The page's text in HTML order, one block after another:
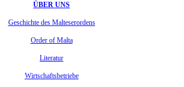
ÜBER UNS
Geschichte des Malteserordens
Order of Malta
Literatur
Wirtschaftsbetriebe